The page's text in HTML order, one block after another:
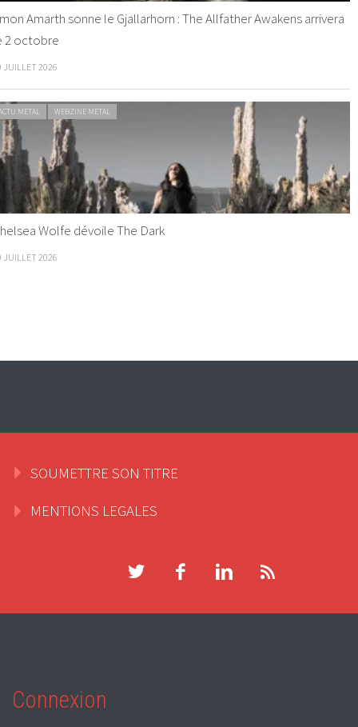
Amarth sonne le Gjallarhorn : The Allfather Awakens arrivera
2 octobre
JUILLET 2026
METAL WEBZINE METAL
Wolfe dévoile The Dark
JUILLET 2026
SOUMETTRE SON TITRE
MENTIONS LEGALES
Connexion